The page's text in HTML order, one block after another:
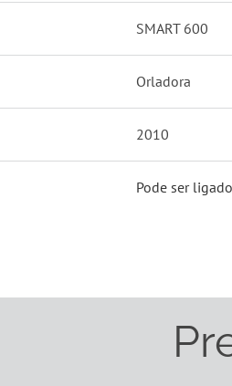
SMART 600
Orladora
2010
Pode ser ligado